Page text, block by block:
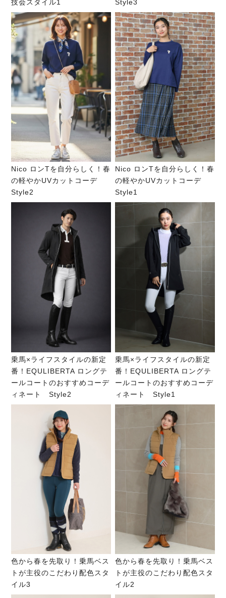
技会スタイル1 Style3
Nico ロンTを自分らしく！春
の軽やかUVカットコーデ
Style2
Nico ロンTを自分らしく！春
の軽やかUVカットコーデ
Style1
乗馬×ライフスタイルの新定
番！EQULIBERTA ロングテ
ールコートのおすすめコーデ
ィネート Style2
乗馬×ライフスタイルの新定
番！EQULIBERTA ロングテ
ールコートのおすすめコーデ
ィネート Style1
色から春を先取り！乗馬ベス
トが主役のこだわり配色スタ
イル3
色から春を先取り！乗馬ベス
トが主役のこだわり配色スタ
イル2